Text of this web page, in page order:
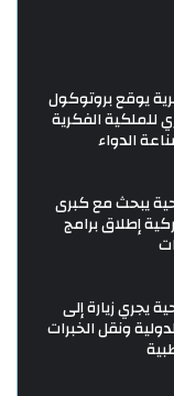
يوقع بروتوكول
للملكية الفكرية
الدواء
يبحث مع كبرى
إطلاق برامج
يجري زيارة إلى
ونقل الخبرات